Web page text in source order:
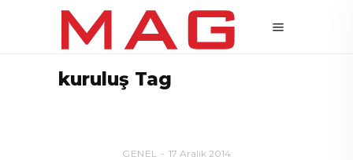
kuruluş Tag
GENEL 17 Aralık 2014